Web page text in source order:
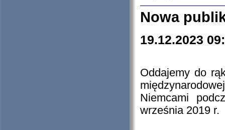
Nowa
19.12.2023
Oddajemy do
Niemcami
września 2019 r.